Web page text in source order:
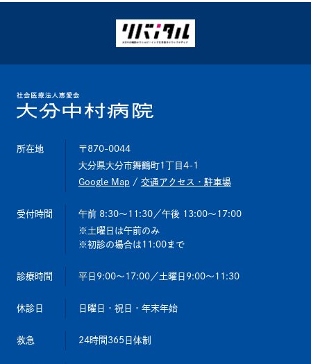
所在地
〒870-0044
大分県大分市舞鶴町1丁目4-1
Google Map / 交通アクセス・駐車場
受付時間 午前 8:30～11:30／午後 13:00～17:00
土曜日は午前のみ
初診の場合は11:00まで
診療時間 平日9:00～17:00／土曜日9:00～11:30
休診日 日曜日・祝日・年末年始
救急 24時間365日体制